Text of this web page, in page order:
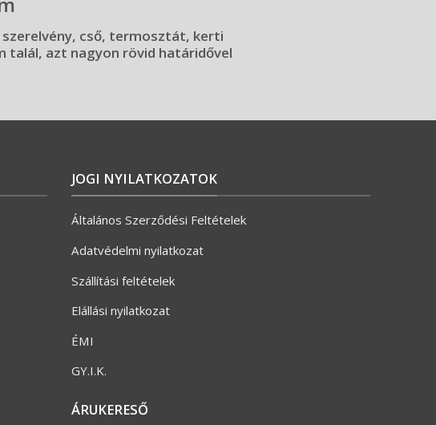
cső, termosztát, kerti
talál, azt nagyon rövid határidővel
JOGI NYILATKOZATOK
Általános Szerződési Feltételek
Adatvédelmi nyilatkozat
Szállítási feltételek
Elállási nyilatkozat
ÉMI
GY.I.K.
ÁRUKERESŐ